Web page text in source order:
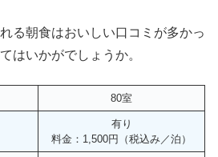
る朝食はおいしい口コミが多かっ
はいかがでしょうか。
80室
有り
料金：1,500円（税込み／泊）